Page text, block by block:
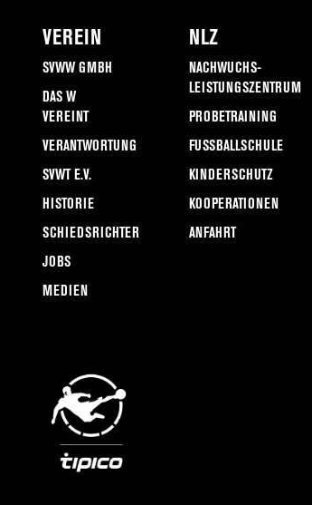
VEREIN
SVWW GMBH
DAS W
VEREINT
VERANTWORTUNG
SVWT E.V.
HISTORIE
SCHIEDSRICHTER
JOBS
MEDIEN
NLZ
NACHWUCHS-
LEISTUNGSZENTRUM
PROBETRAINING
FUSSBALLSCHULE
KINDERSCHUTZ
KOOPERATIONEN
ANFAHRT